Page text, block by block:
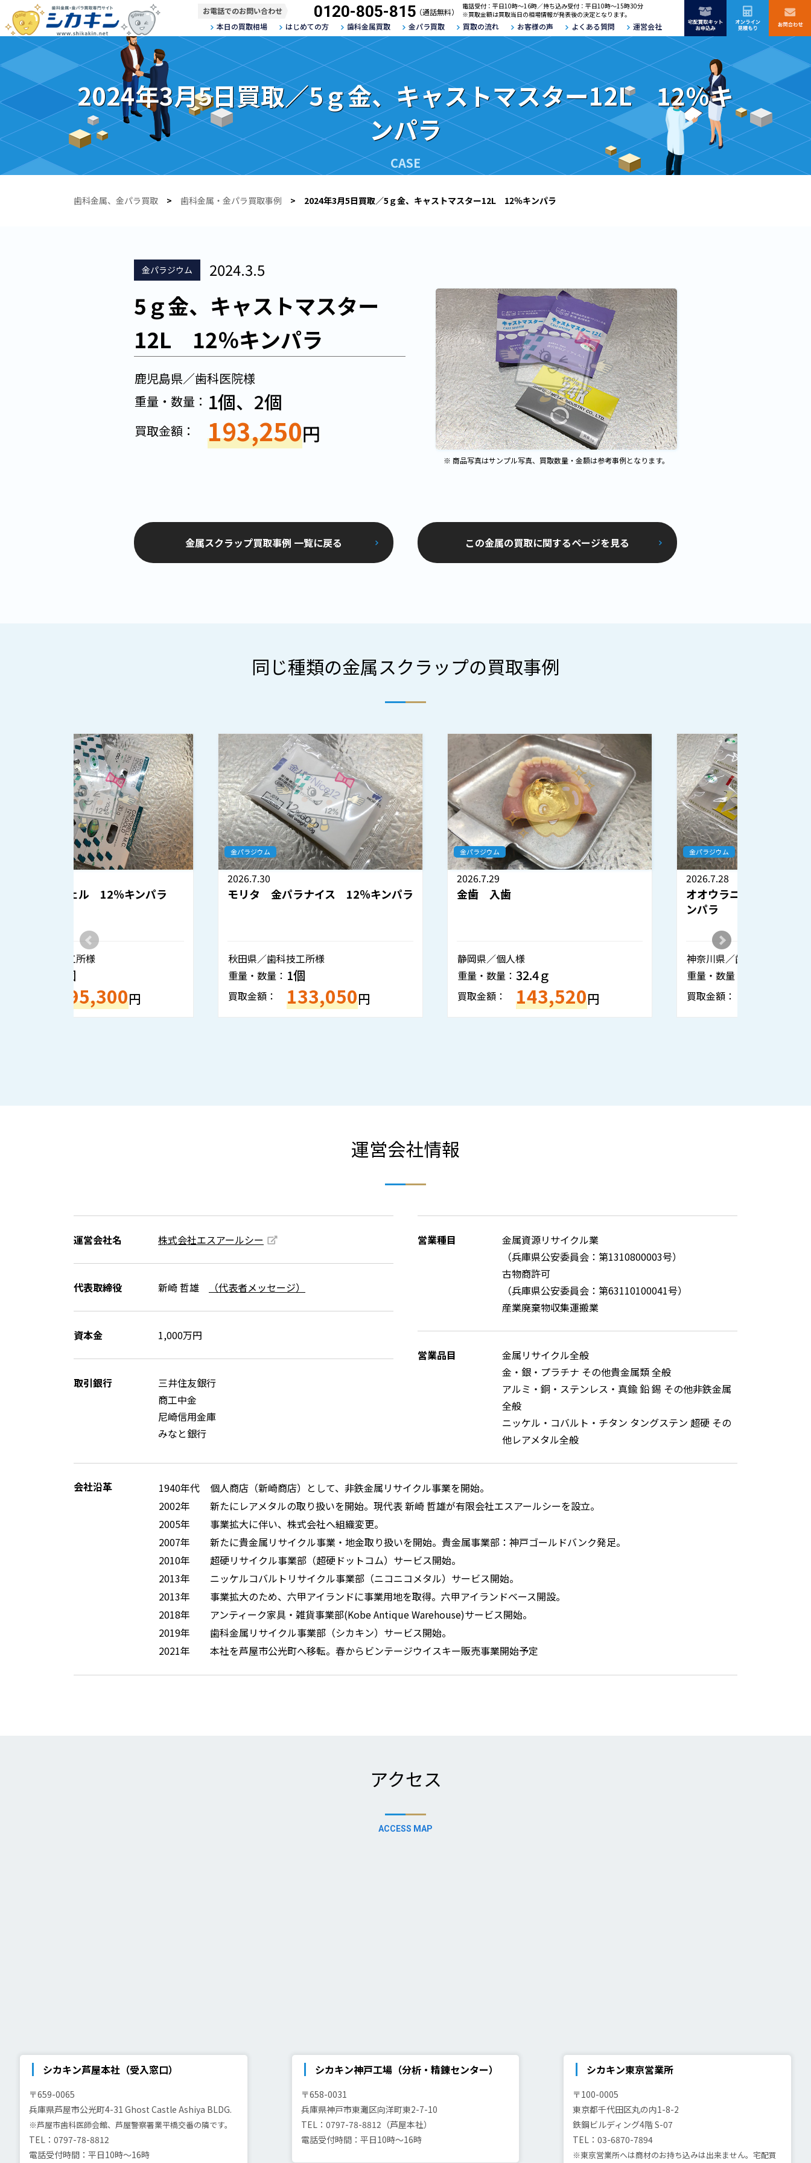
お電話でのお問い合わせ 0120-805-815（通話無料）
電話受付：平日10時～16時／持ち込み受付：平日10時～15時30分
※買取金額は買取当日の相場情報が発表後の決定となります。
本日の買取相場 はじめての方 歯科金属買取 金パラ買取 買取の流れ お客様の声 よくある質問 運営会社
2024年3月5日買取／5ｇ金、キャストマスター12L 12％キ
ンパラ
CASE
歯科金属、金パラ買取 > 歯科金属・金パラ買取事例 > 2024年3月5日買取／5ｇ金、キャストマスター12L 12％キンパラ
金パラジウム 2024.3.5
※ 商品写真はサンプル写真、買取数量・金額は参考事例となります。
5ｇ金、キャストマスター
12L 12％キンパラ
鹿児島県／歯科医院様
重量・数量： 1個、2個
買取金額： 193,250円
金属スクラップ買取事例 一覧に戻る この金属の買取に関するページを見る
同じ種類の金属スクラップの買取事例
金パラジウム
モリタ 金パラナイス 12％キンパラ
秋田県／歯科技工所様
買取金額：
金パラジウム
金歯 入歯
静岡県／個人様
買取金額：
金パラジウム
オオウラニューキャスト12 12％キ
重量・数量：
買取金額：
運営会社情報
運営会社名 株式会社エスアールシー
代表取締役 新崎 哲雄 （代表者メッセージ）
資本金 1,000万円
取引銀行
三井住友銀行
商工中金
尼崎信用金庫
みなと銀行
営業種目
金属資源リサイクル業
（兵庫県公安委員会：第1310800003号）
古物商許可
（兵庫県公安委員会：第63110100041号）
産業廃棄物収集運搬業
営業品目
金属リサイクル全般
金・銀・プラチナ その他貴金属類 全般
アルミ・銅・ステンレス・真鍮 鉛 錫 その他非鉄金属
全般
ニッケル・コバルト・チタン タングステン 超硬 その
他レアメタル全般
会社沿革 1940年代
個人商店（新崎商店）として、非鉄金属リサイクル事業を開始。
2002年
新たにレアメタルの取り扱いを開始。現代表 新崎 哲雄が有限会社エスアールシーを設立。
2005年
事業拡大に伴い、株式会社へ組織変更。
2007年
新たに貴金属リサイクル事業・地金取り扱いを開始。貴金属事業部：神戸ゴールドバンク発足。
2010年
超硬リサイクル事業部（超硬ドットコム）サービス開始。
2013年
ニッケルコバルトリサイクル事業部（ニコニコメタル）サービス開始。
2013年
事業拡大のため、六甲アイランドに事業用地を取得。六甲アイランドベース開設。
2018年
アンティーク家具・雑貨事業部(Kobe Antique Warehouse)サービス開始。
2019年
歯科金属リサイクル事業部（シカキン）サービス開始。
2021年
本社を芦屋市公光町へ移転。春からビンテージウイスキー販売事業開始予定
アクセス
ACCESS MAP
シカキン芦屋本社（受入窓口）
〒659-0065
兵庫県芦屋市公光町4-31Ghost Castle Ashiya BLDG.
※芦屋市歯科医師会館、芦屋警察署業平橋交番の隣です。
TEL：0797-78-8812
電話受付時間：平日10時～16時
シカキン神戸工場（分析・精錬センター）
〒658-0031
兵庫県神戸市東灘区向洋町東2-7-10
TEL：0797-78-8812（芦屋本社）
電話受付時間：平日10時～16時
シカキン東京営業所
〒100-0005
東京都千代田区丸の内1-8-2
鉄鋼ビルディング4階 S-07
TEL：03-6870-7894
※東京営業所へは商材のお持ち込みは出来ません。宅配買